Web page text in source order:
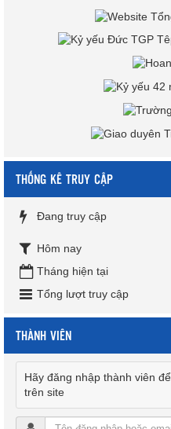
THỐNG KÊ TRUY CẬP
Đang truy cập
Hôm nay
Tháng hiện tại
Tổng lượt truy cập
THÀNH VIÊN
Hãy đăng nhập thành viên
trên site